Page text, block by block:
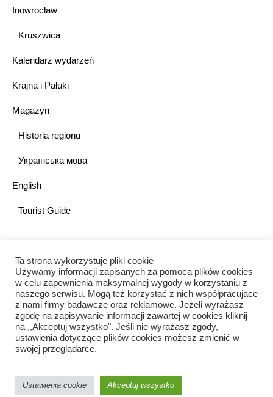
Inowrocław
Kruszwica
Kalendarz wydarzeń
Krajna i Pałuki
Magazyn
Historia regionu
Українська мова
English
Tourist Guide
redakcja@portalkujawski.pl
Redakcja
Portal Kujawski © 2024 / Wszelkie prawa zastrzeżone.
Ta strona wykorzystuje pliki cookie
Używamy informacji zapisanych za pomocą plików cookies
w celu zapewnienia maksymalnej wygody w korzystaniu z
naszego serwisu. Mogą też korzystać z nich współpracujące
z nami firmy badawcze oraz reklamowe. Jeżeli wyrażasz
zgodę na zapisywanie informacji zawartej w cookies kliknij
na ,,Akceptuj wszystko". Jeśli nie wyrażasz zgody,
ustawienia dotyczące plików cookies możesz zmienić w
swojej przeglądarce.
Ustawienia cookie Akceptuj wszystko